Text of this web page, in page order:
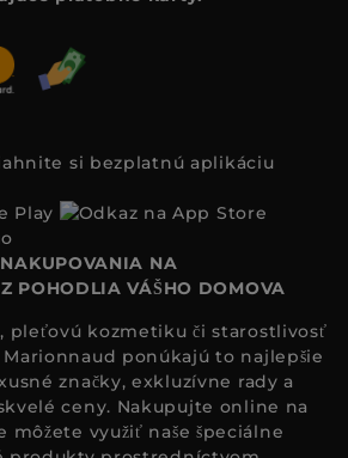
si bezplatnú aplikáciu
NA
POHODLIA VÁŠHO DOMOVA
pleťovú kozmetiku či starostlivosť
ponúkajú to najlepšie
značky, exkluzívne rady a
ceny. Nakupujte online na
môžete využiť naše špeciálne